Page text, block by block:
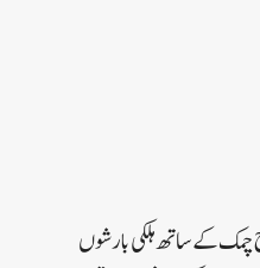
کے ساتھ ہلکی بارشوں